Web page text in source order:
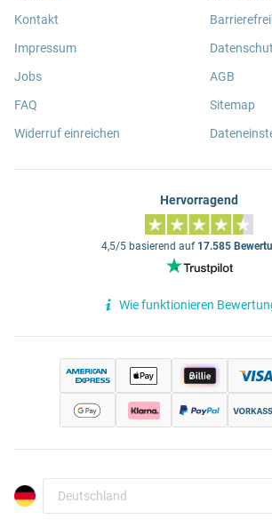
Kontakt
Impressum
Jobs
FAQ
Widerruf einreichen
AGB
Sitemap
Hervorragend
4,5/5 basierend auf 17.585
Wie funktionieren